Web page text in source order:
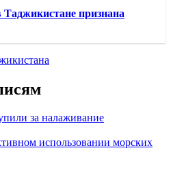
признана
за налаживание
использовании морских